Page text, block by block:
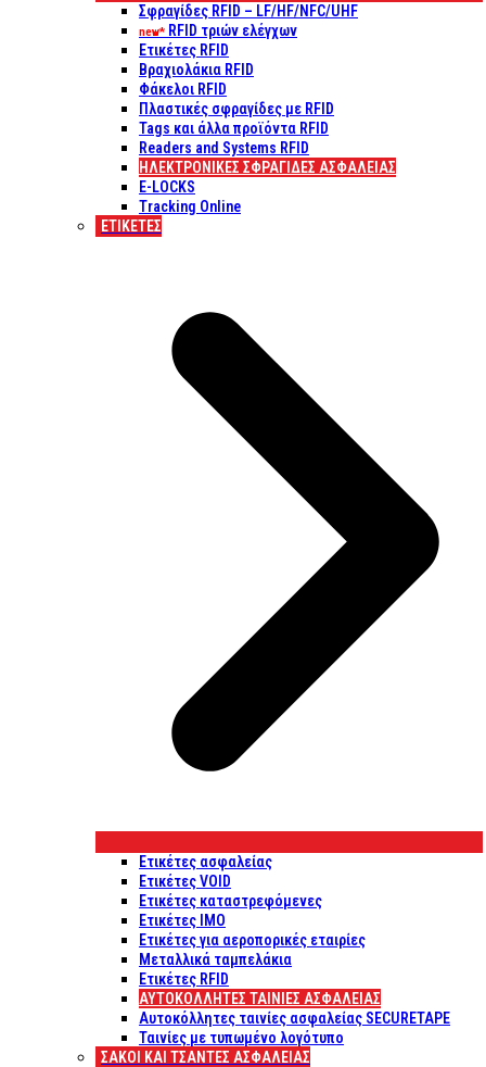
Σφραγίδες RFID – LF/HF/NFC/UHF
new* RFID τριών ελέγχων
Ετικέτες RFID
Βραχιολάκια RFID
Φάκελοι RFID
Πλαστικές σφραγίδες με RFID
Tags και άλλα προϊόντα RFID
Readers and Systems RFID
ΗΛΕΚΤΡΟΝΙΚΕΣ ΣΦΡΑΓΙΔΕΣ ΑΣΦΑΛΕΙΑΣ
E-LOCKS
Tracking Online
ΕΤΙΚΈΤΕΣ
Ετικέτες ασφαλείας
Ετικέτες VOID
Ετικέτες καταστρεφόμενες
Ετικέτες IMO
Ετικέτες για αεροπορικές εταιρίες
Μεταλλικά ταμπελάκια
Ετικέτες RFID
ΑΥΤΟΚΌΛΛΗΤΕΣ ΤΑΙΝΊΕΣ ΑΣΦΑΛΕΊΑΣ
Αυτοκόλλητες ταινίες ασφαλείας SECURETAPE
Ταινίες με τυπωμένο λογότυπο
ΣΆΚΟΙ ΚΑΙ ΤΣΆΝΤΕΣ ΑΣΦΑΛΕΊΑΣ